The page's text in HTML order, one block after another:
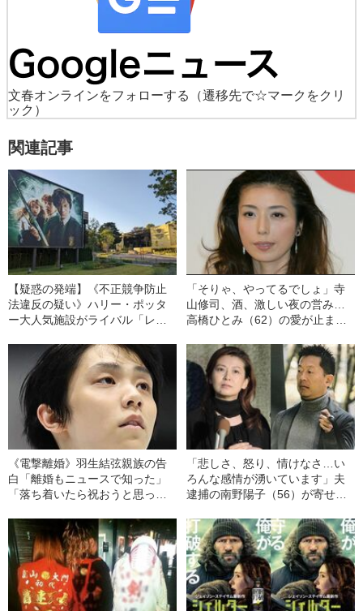
文春オンラインをフォローする
（遷移先で☆マークをクリ
ック）
関連記事
【疑惑の発端】《不正競争防止
法違反の疑い》ハリー・ポッタ
ー大人気施設がライバル「レゴ
いた！《著作権法違反の可能性
「そりゃ、やってるでしょ」寺
山修司、酒、激しい夜の営み…
高橋ひとみ（62）の愛が止まら
よ」
《電撃離婚》羽生結弦親族の告
白「離婚もニュースで知った」
「落ち着いたら祝おうと思って
「悲しさ、怒り、情けなさ…い
ろんな感情が湧いています」夫
逮捕の南野陽子（56）が寄せた
と向き合ってほしい」